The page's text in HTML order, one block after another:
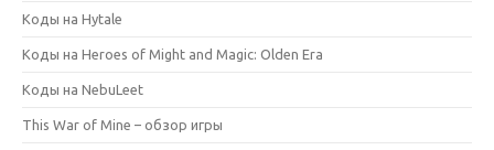
Коды на Hytale
Коды на Heroes of Might and Magic: Olden Era
Коды на NebuLeet
This War of Mine – обзор игры